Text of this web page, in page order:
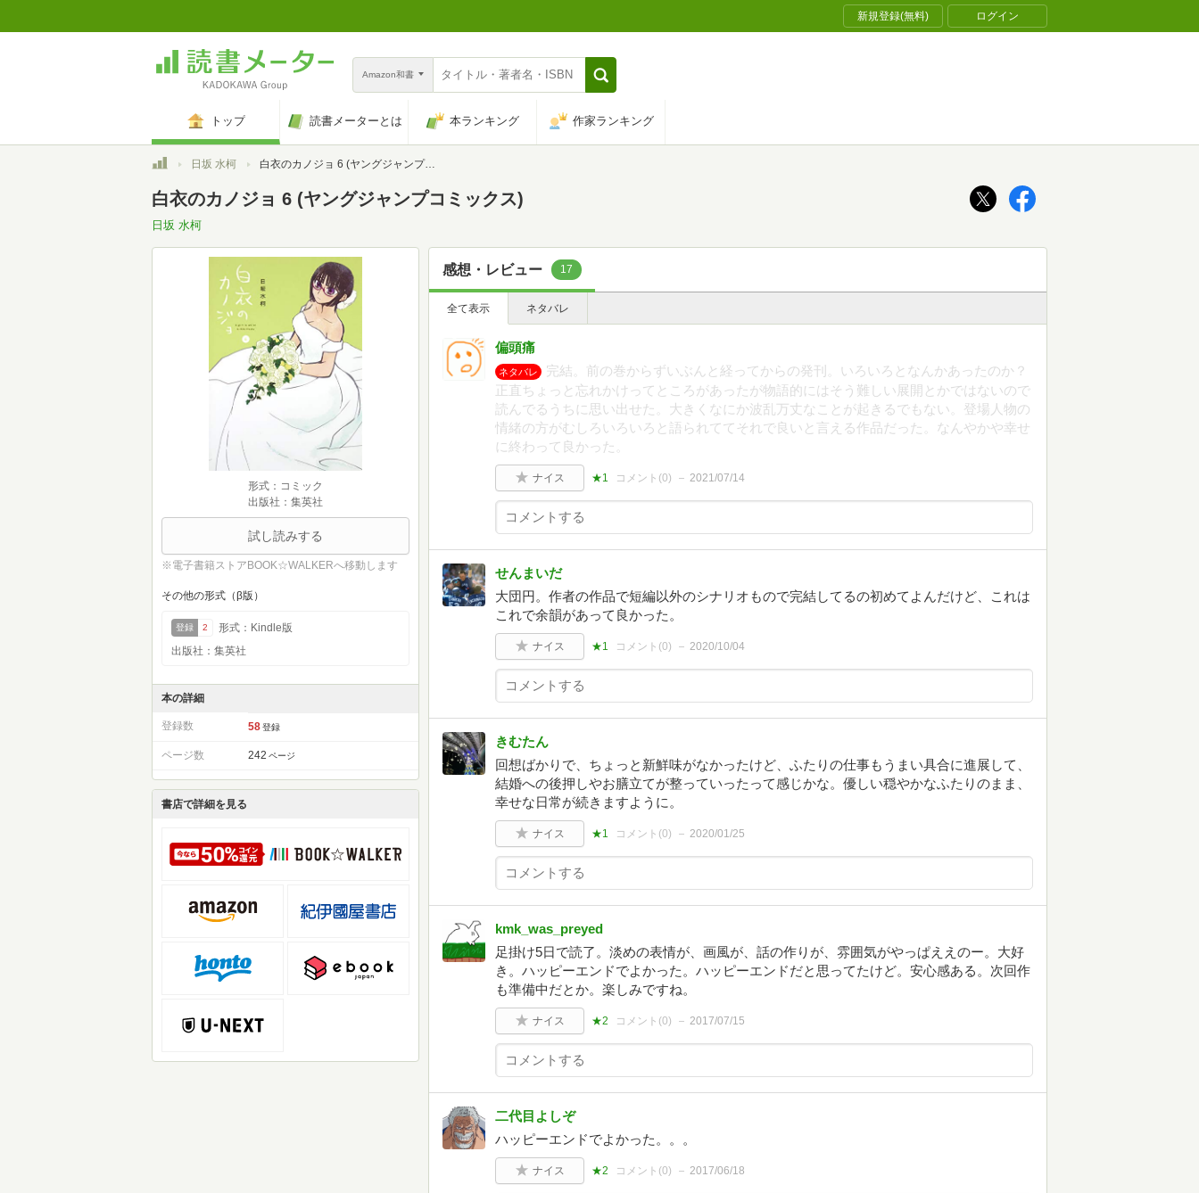
新規登録(無料) ログイン
Amazon和書
トップ 読書メーターとは 本ランキング 作家ランキング
トップ日坂 水柯 白衣のカノジョ 6 (ヤングジャンプコミックス)
白衣のカノジョ 6 (ヤングジャンプコミックス)
日坂 水柯
形式：コミック
出版社：集英社
試し読みする
※電子書籍ストアBOOK☆WALKERへ移動します
その他の形式（β版）
登録 2
形式：Kindle版
出版社：集英社
本の詳細
登録数 58 登録
ページ数 242 ページ
書店で詳細を見る
感想・レビュー 17
全て表示 ネタバレ
偏頭痛
ネタバレ
完結。前の巻からずいぶんと経ってからの発刊。いろいろとなんかあったのか？
正直ちょっと忘れかけってところがあったが物語的にはそう難しい展開とかではないので
読んでるうちに思い出せた。大きくなにか波乱万丈なことが起きるでもない。登場人物の
情緒の方がむしろいろいろと語られててそれで良いと言える作品だった。なんやかや幸せ
に終わって良かった。
ナイス ★1 コメント(0) 2021/07/14
せんまいだ
大団円。作者の作品で短編以外のシナリオもので完結してるの初めてよんだけど、これは
これで余韻があって良かった。
ナイス ★1 コメント(0) 2020/10/04
きむたん
回想ばかりで、ちょっと新鮮味がなかったけど、ふたりの仕事もうまい具合に進展して、
結婚への後押しやお膳立てが整っていったって感じかな。優しい穏やかなふたりのまま、
幸せな日常が続きますように。
ナイス ★1 コメント(0) 2020/01/25
kmk_was_preyed
足掛け5日で読了。淡めの表情が、画風が、話の作りが、雰囲気がやっぱええのー。大好
き。ハッピーエンドでよかった。ハッピーエンドだと思ってたけど。安心感ある。次回作
も準備中だとか。楽しみですね。
ナイス ★2 コメント(0) 2017/07/15
二代目よしぞ
ハッピーエンドでよかった。。。
ナイス ★2 コメント(0) 2017/06/18